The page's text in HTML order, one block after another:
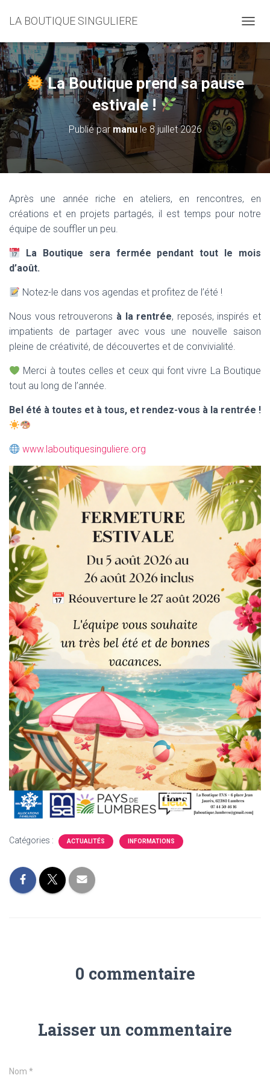
LA BOUTIQUE SINGULIERE
É
P
E
T
I
La Boutique prend sa pause
estivale !
Publié par manule8 juillet 2026
Après une année riche en ateliers, en rencontres, en
créations et en projets partagés, il est temps pour notre
équipe de souffler un peu.
La Boutique sera fermée pendant tout le mois
d’août.
Notez-le dans vos agendas et profitez de l’été !
Nous vous retrouverons à la rentrée, reposés, inspirés et
impatients de partager avec vous une nouvelle saison
pleine de créativité, de découvertes et de convivialité.
Merci à toutes celles et ceux qui font vivre La Boutique
tout au long de l’année.
Bel été à toutes et à tous, et rendez-vous à la rentrée !
www.laboutiquesinguliere.org
Catégories : ACTUALITÉS INFORMATIONS
0 commentaire
Laisser un commentaire
Nom *